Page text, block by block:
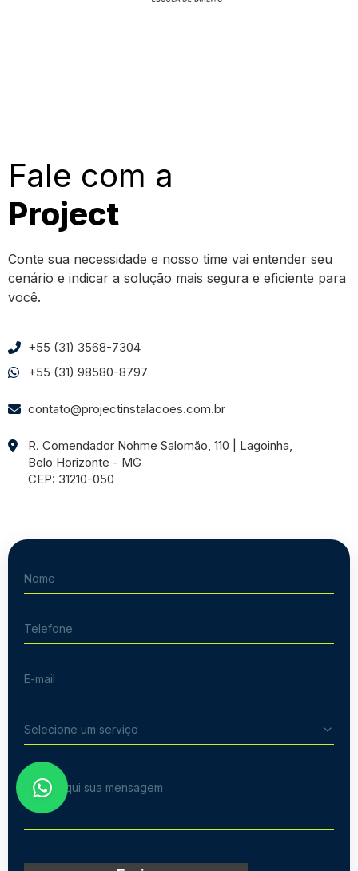
Fale com a
Project
Conte sua necessidade e nosso time vai entender seu
cenário e indicar a solução mais segura e eficiente para
você.
+55 (31) 3568-7304
+55 (31) 98580-8797
contato@projectinstalacoes.com.br
R. Comendador Nohme Salomão, 110 | Lagoinha,
Belo Horizonte - MG
CEP: 31210-050